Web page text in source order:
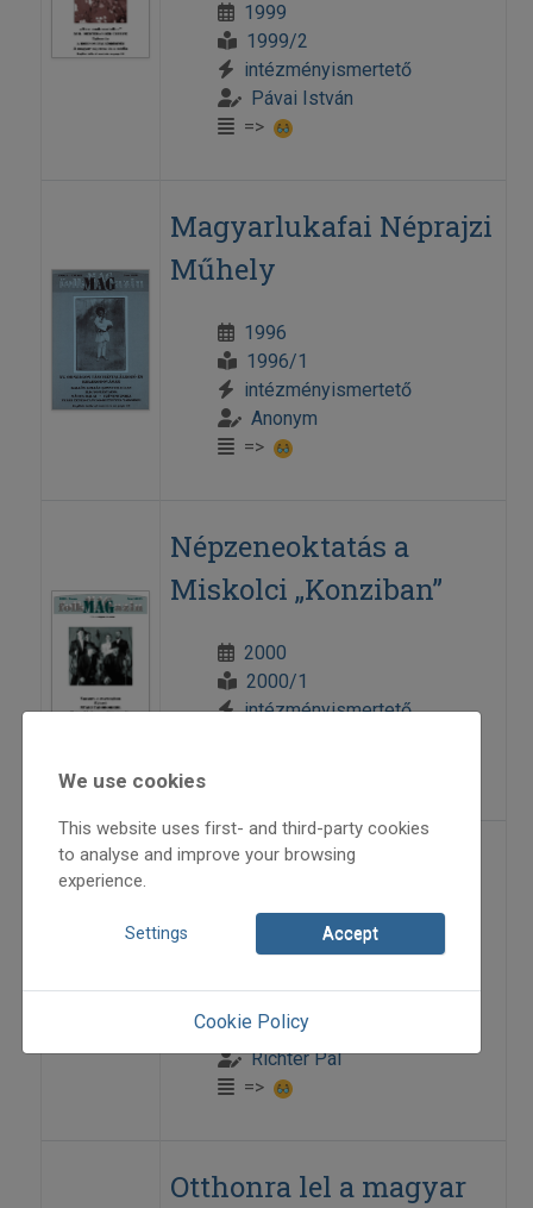
1999
1999/2
intézményismertető
Pávai István
=>
Magyarlukafai Néprajzi
Műhely
1996
1996/1
intézményismertető
Anonym
=>
Népzeneoktatás a
Miskolci „Konziban”
2000
2000/1
intézményismertető
Népzenészképzés a
Zeneakadémián
intézményismertető
Richter Pál
=>
Otthonra lel a magyar
We use cookies
This website uses first- and third-party cookies
to analyse and improve your browsing
experience.
Settings Accept
Cookie Policy